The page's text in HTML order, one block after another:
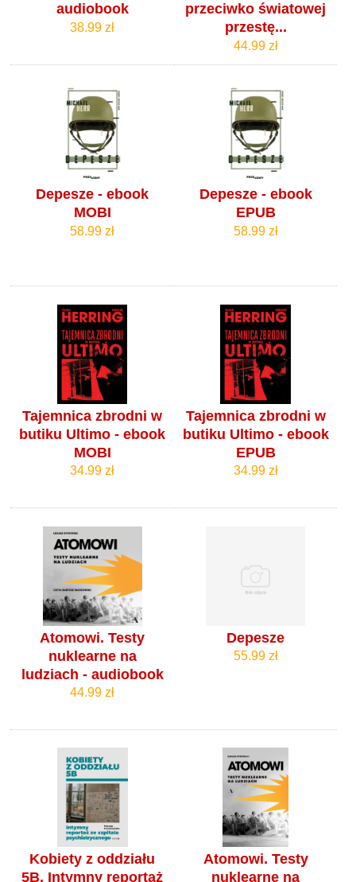
audiobook
38.99 zł
przeciwko światowej
przestę...
44.99 zł
Depesze - ebook
MOBI
58.99 zł
Depesze - ebook
EPUB
58.99 zł
Tajemnica zbrodni w
butiku Ultimo - ebook
MOBI
34.99 zł
Tajemnica zbrodni w
butiku Ultimo - ebook
EPUB
34.99 zł
Atomowi. Testy
nuklearne na
ludziach - audiobook
44.99 zł
Depesze
55.99 zł
Kobiety z oddziału
5B. Intymny reportaż
Atomowi. Testy
nuklearne na